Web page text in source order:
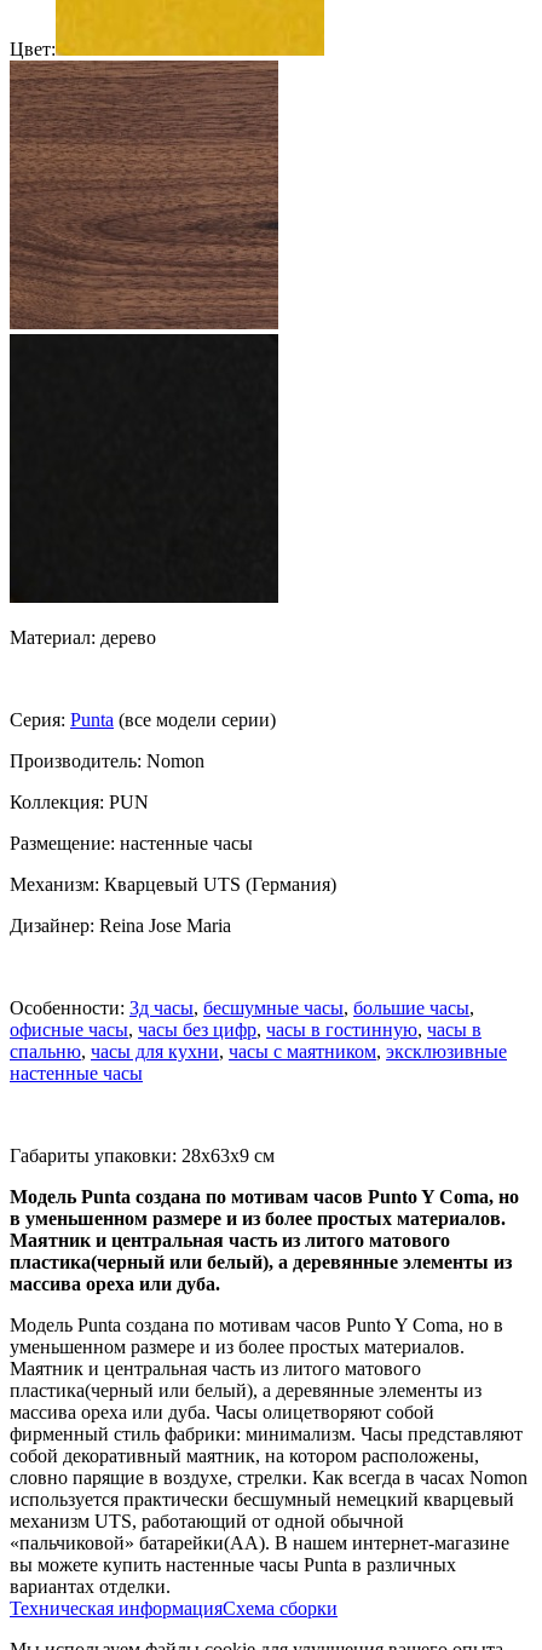
Цвет:
Материал: дерево
Серия: Punta (все модели серии)
Производитель: Nomon
Коллекция: PUN
Размещение: настенные часы
Механизм: Кварцевый UTS (Германия)
Дизайнер: Reina Jose Maria
Особенности: 3д часы, бесшумные часы, большие часы,
офисные часы, часы без цифр, часы в гостинную, часы в
спальню, часы для кухни, часы с маятником, эксклюзивные
настенные часы
Габариты упаковки: 28x63x9 см
Модель Punta создана по мотивам часов Punto Y Coma, но
в уменьшенном размере и из более простых материалов.
Маятник и центральная часть из литого матового
пластика(черный или белый), а деревянные элементы из
массива ореха или дуба.
Модель Punta создана по мотивам часов Punto Y Coma, но в
уменьшенном размере и из более простых материалов.
Маятник и центральная часть из литого матового
пластика(черный или белый), а деревянные элементы из
массива ореха или дуба. Часы олицетворяют собой
фирменный стиль фабрики: минимализм. Часы представляют
собой декоративный маятник, на котором расположены,
словно парящие в воздухе, стрелки. Как всегда в часах Nomon
используется практически бесшумный немецкий кварцевый
механизм UTS, работающий от одной обычной
«пальчиковой» батарейки(AA). В нашем интернет-магазине
вы можете купить настенные часы Punta в различных
вариантах отделки.
Техническая информацияСхема сборки